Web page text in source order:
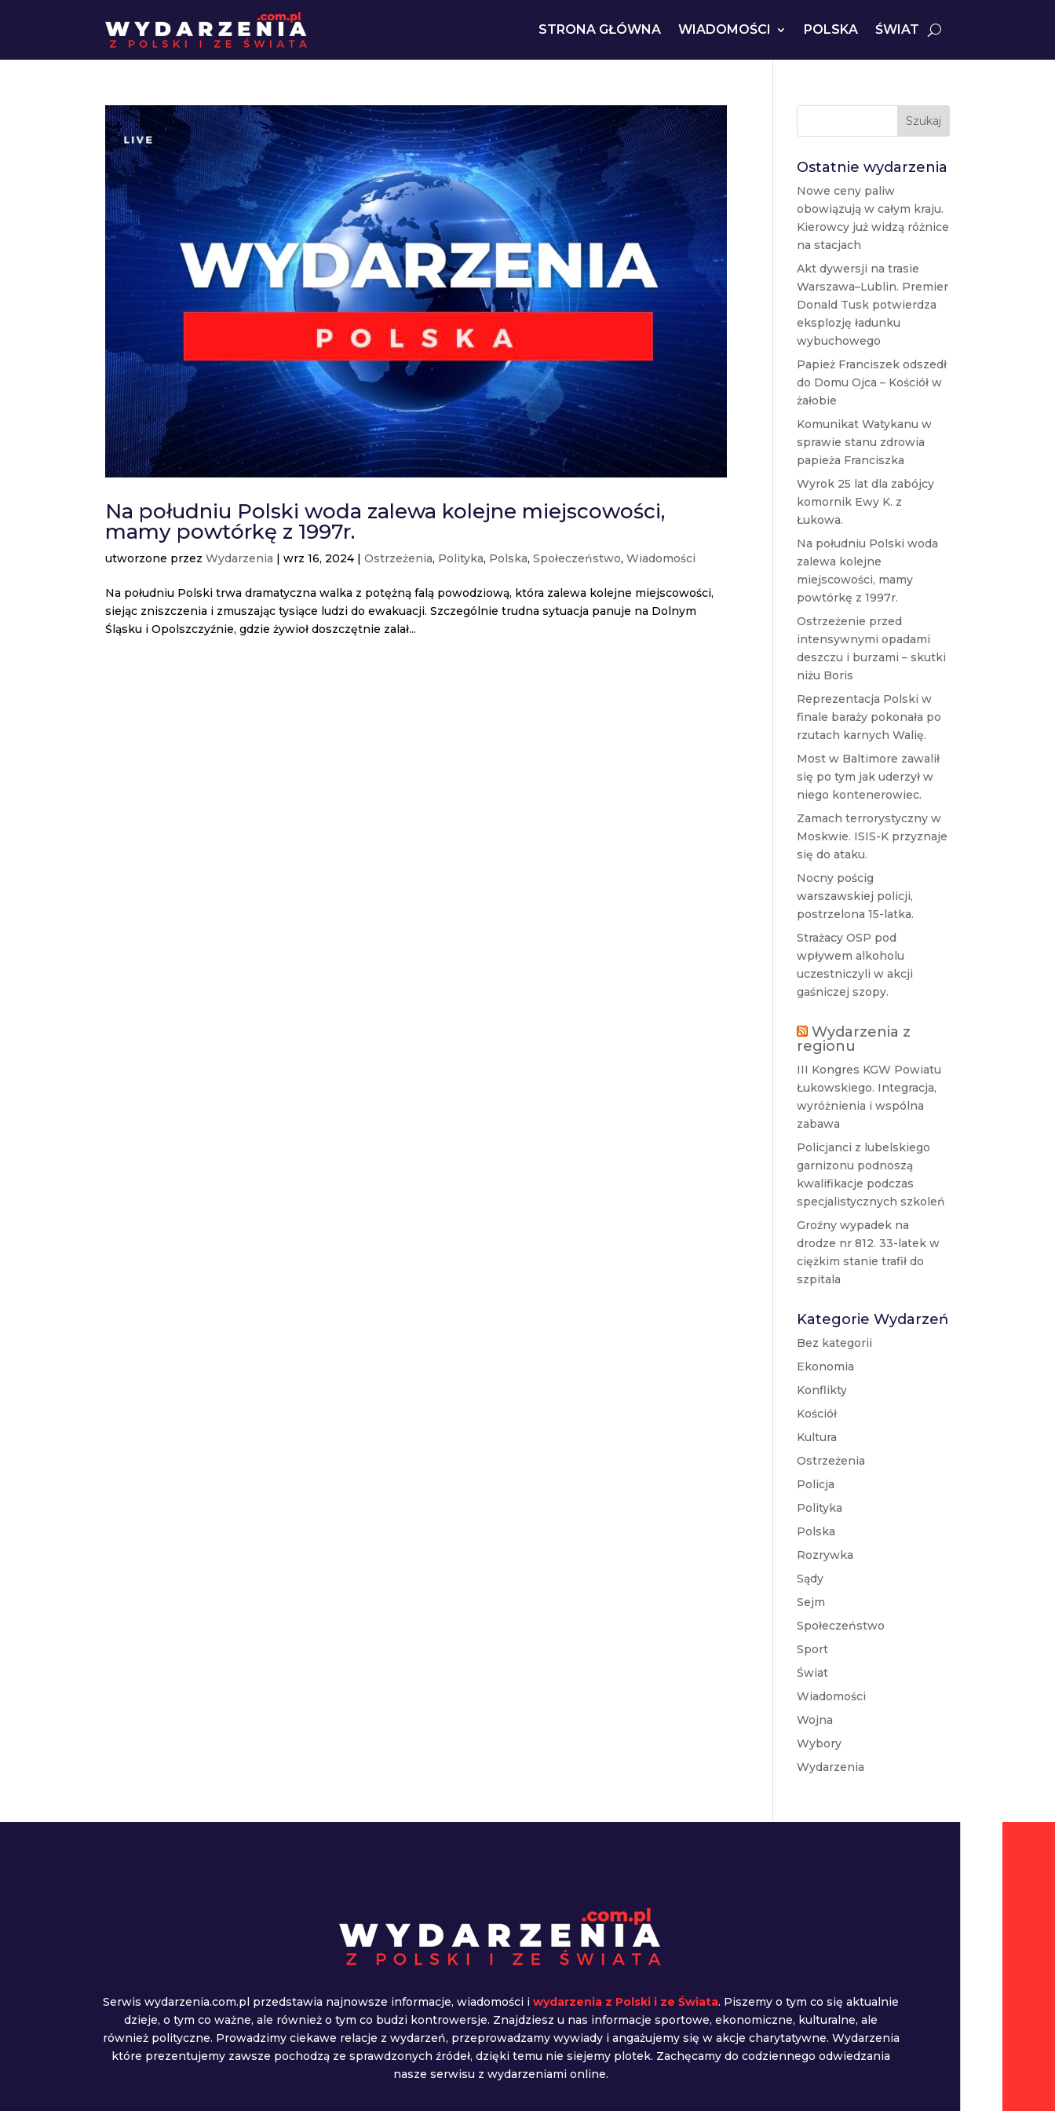
STRONA GŁÓWNA WIADOMOŚCI POLSKA ŚWIAT
Na południu Polski woda zalewa kolejne miejscowości,
mamy powtórkę z 1997r.
utworzone przezWydarzenia |wrz 16, 2024 |Ostrzeżenia, Polityka, Polska,Społeczeństwo,Wiadomości
Na południu Polski trwa dramatyczna walka z potężną falą powodziową, która zalewa kolejne miejscowości,
siejąc zniszczenia i zmuszając tysiące ludzi do ewakuacji. Szczególnie trudna sytuacja panuje na Dolnym
Śląsku i Opolszczyźnie, gdzie żywioł doszczętnie zalał...
Szukaj
Ostatnie wydarzenia
Nowe ceny paliw
obowiązują w całym kraju.
Kierowcy już widzą różnice
na stacjach
Akt dywersji na trasie
Warszawa–Lublin. Premier
Donald Tusk potwierdza
eksplozję ładunku
wybuchowego
Papież Franciszek odszedł
do Domu Ojca – Kościół w
żałobie
Komunikat Watykanu w
sprawie stanu zdrowia
papieża Franciszka
Wyrok 25 lat dla zabójcy
komornik Ewy K. z
Łukowa.
Na południu Polski woda
zalewa kolejne
miejscowości, mamy
powtórkę z 1997r.
Ostrzeżenie przed
intensywnymi opadami
deszczu i burzami – skutki
niżu Boris
Reprezentacja Polski w
finale baraży pokonała po
rzutach karnych Walię.
Most w Baltimore zawalił
się po tym jak uderzył w
niego kontenerowiec.
Zamach terrorystyczny w
Moskwie. ISIS-K przyznaje
się do ataku.
Nocny pościg
warszawskiej policji,
postrzelona 15-latka.
Strażacy OSP pod
wpływem alkoholu
uczestniczyli w akcji
gaśniczej szopy.
Wydarzenia z
regionu
III Kongres KGW Powiatu
Łukowskiego. Integracja,
wyróżnienia i wspólna
zabawa
Policjanci z lubelskiego
garnizonu podnoszą
kwalifikacje podczas
specjalistycznych szkoleń
Groźny wypadek na
drodze nr 812. 33-latek w
ciężkim stanie trafił do
szpitala
Kategorie Wydarzeń
Bez kategorii
Ekonomia
Konflikty
Kościół
Kultura
Ostrzeżenia
Policja
Polityka
Polska
Rozrywka
Sądy
Sejm
Społeczeństwo
Sport
Świat
Wiadomości
Wojna
Wybory
Wydarzenia
Serwis wydarzenia.com.pl przedstawia najnowsze informacje, wiadomości iwydarzenia z Polski i ze Świata. Piszemy o tym co się aktualnie
dzieje, o tym co ważne, ale również o tym co budzi kontrowersje. Znajdziesz u nas informacje sportowe, ekonomiczne, kulturalne, ale
również polityczne. Prowadzimy ciekawe relacje z wydarzeń, przeprowadzamy wywiady i angażujemy się w akcje charytatywne. Wydarzenia
które prezentujemy zawsze pochodzą ze sprawdzonych źródeł, dzięki temu nie siejemy plotek. Zachęcamy do codziennego odwiedzania
nasze serwisu z wydarzeniami online.